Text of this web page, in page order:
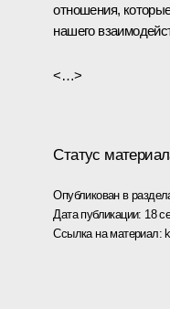
отношения,
нашего
<…>
Статус
Опубликован в
Дата публикации: 18
Ссылка на материал: